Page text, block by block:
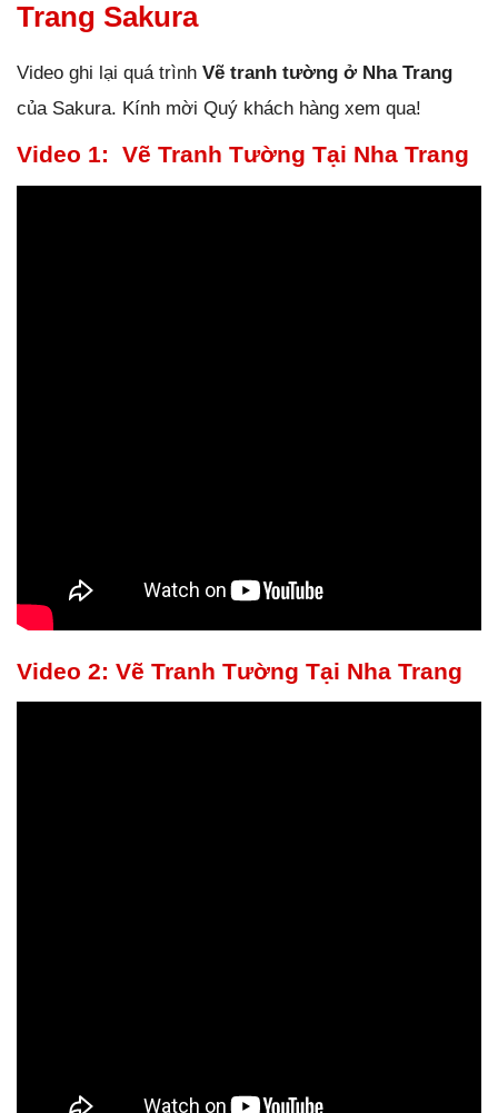
Trang Sakura
Video ghi lại quá trình Vẽ tranh tường ở Nha Trang
của Sakura. Kính mời Quý khách hàng xem qua!
Video 1: Vẽ Tranh Tường Tại Nha Trang
Video 2: Vẽ Tranh Tường Tại Nha Trang